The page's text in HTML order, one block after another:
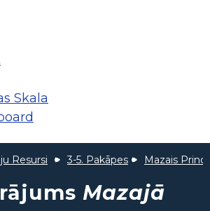
Skala
Resursi 3-5. Pakāpes Mazais
Mazajā